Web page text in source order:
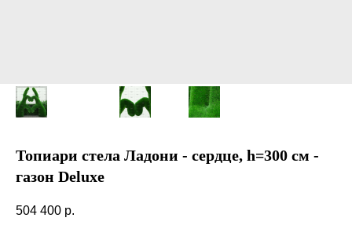
Топиари стела Ладони - сердце, h=300 см -
газон Deluxе
504 400 р.